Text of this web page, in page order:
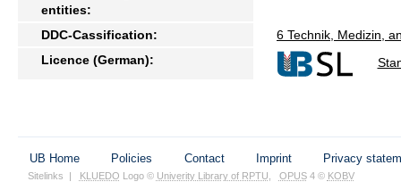
entities:
DDC-Cassification:
6 Technik, Medizin,
Licence (German):
UB Home Policies Contact Imprint Privacy
Sitelinks KLUEDO Logo © Univerity Library of RPTU OPUS4 © KOBV